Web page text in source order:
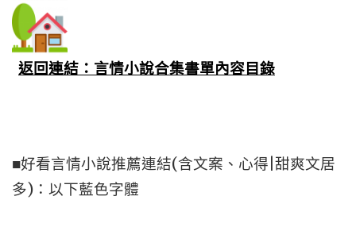
返回連結：言情小說合集書單內容目錄
■好看言情小說推薦連結(含文案、心得|甜爽文居
多)：以下藍色字體